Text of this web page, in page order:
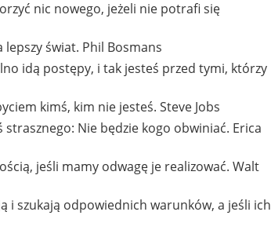
nic nowego, jeżeli nie potrafi się
świat. Phil Bosmans
idą postępy, i tak jesteś przed tymi, którzy
kimś, kim nie jesteś. Steve Jobs
strasznego: Nie będzie kogo obwiniać. Erica
jeśli mamy odwagę je realizować. Walt
i szukają odpowiednich warunków, a jeśli ich